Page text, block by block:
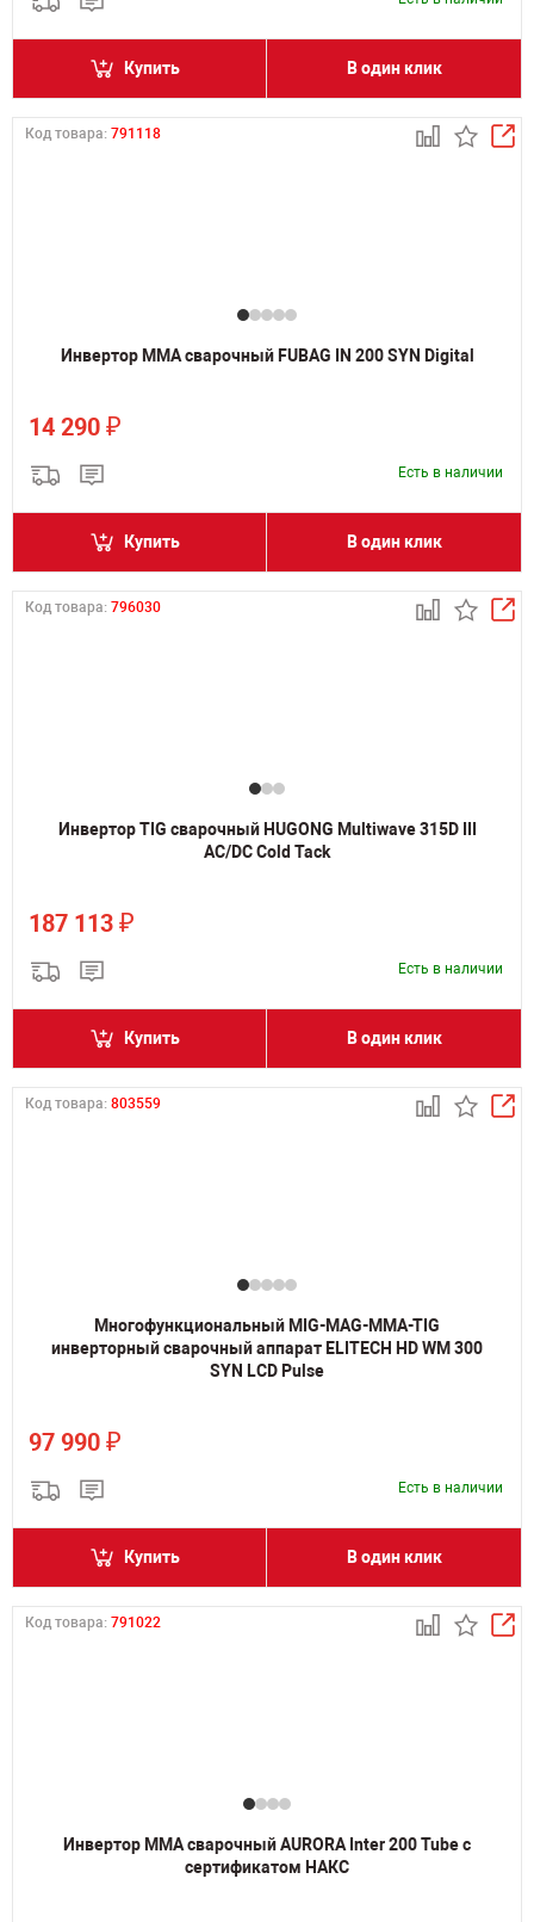
Купить В один клик
Код товара: 791118
Инвертор MMA сварочный FUBAG IN 200 SYN Digital
14 290 ₽
Есть в наличии
Купить В один клик
Код товара: 796030
Инвертор TIG сварочный HUGONG Multiwave 315D III
AC/DC Cold Tack
187 113 ₽
Есть в наличии
Купить В один клик
Код товара: 803559
Многофункциональный MIG-MAG-MMA-TIG
инверторный сварочный аппарат ELITECH HD WM 300
SYN LCD Pulse
97 990 ₽
Есть в наличии
Купить В один клик
Код товара: 791022
Инвертор MMA сварочный AURORA Inter 200 Tube с
сертификатом НАКС